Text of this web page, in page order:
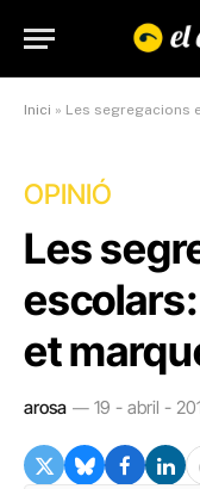
Inici » Les segregacions
OPINIÓ
Les
et
arosa 19 - abril -